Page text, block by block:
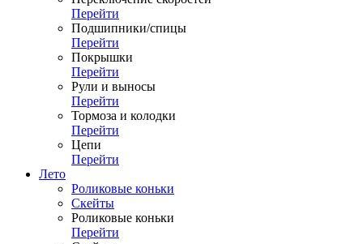
Перейти
Подшипники/спицы
Перейти
Покрышки
Перейти
Рули и выносы
Перейти
Тормоза и колодки
Перейти
Цепи
Перейти
Лето
Роликовые коньки
Скейты
Роликовые коньки
Перейти